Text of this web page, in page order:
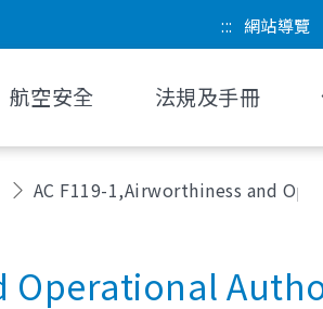
::: 網站導覽
航空安全 法規及手冊
AC F119-1,Airworthiness and
Operational